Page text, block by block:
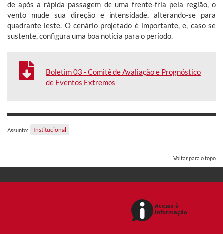
de após a rápida passagem de uma frente-fria pela região, o
vento mude sua direção e intensidade, alterando-se para
quadrante leste. O cenário projetado é importante, e, caso se
sustente, configura uma boa notícia para o período.
Boletim 03 - Comitê de Avaliação e Prognóstico
de Eventos Extremos
Assunto: Institucional
Voltar para o topo